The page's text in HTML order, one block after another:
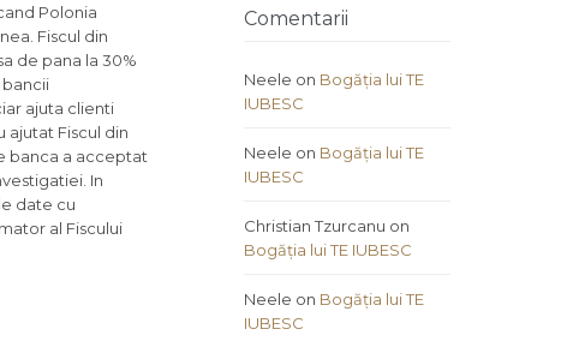
Polonia
Fiscul din
de pana la 30%
ajuta clienti
ajutat Fiscul din
banca a acceptat
In
date cu
al Fiscului
Comentarii
Neele on Bogăția lui TE
IUBESC
Neele on Bogăția lui TE
IUBESC
Christian Tzurcanu on
Bogăția lui TE IUBESC
Neele on Bogăția lui TE
IUBESC